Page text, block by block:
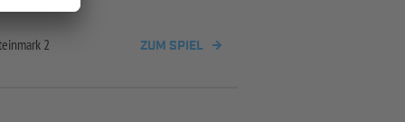
2 ZUM SPIEL